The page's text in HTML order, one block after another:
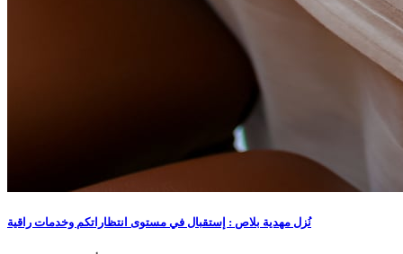
نُزل مهدية بلاص : إستقبال في مستوى انتظاراتكم وخدمات راقية